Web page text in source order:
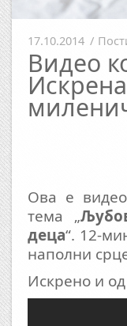
17.10.2014 /
Видео
Ова е
тема „
деца“. 12-
наполни
Искрено и